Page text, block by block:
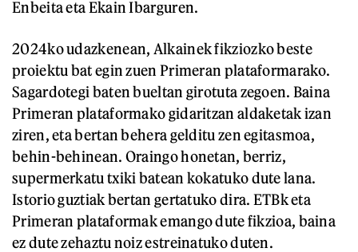
Enbeita eta Ekain Ibarguren.
2024ko udazkenean, Alkainek fikziozko beste
proiektu bat egin zuen Primeran plataformarako.
Sagardotegi baten bueltan girotuta zegoen. Baina
Primeran plataformako gidaritzan aldaketak izan
ziren, eta bertan behera gelditu zen egitasmoa,
behin-behinean. Oraingo honetan, berriz,
supermerkatu txiki batean kokatuko dute lana.
Istorio guztiak bertan gertatuko dira. ETBk eta
Primeran plataformak emango dute fikzioa, baina
ez dute zehaztu noiz estreinatuko duten.